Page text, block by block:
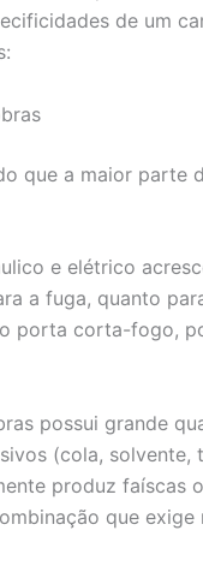
de um
que a maior parte
e elétrico
a fuga, quanto
porta corta-fogo,
possui grande
(cola, solvente,
produz faíscas
que exige